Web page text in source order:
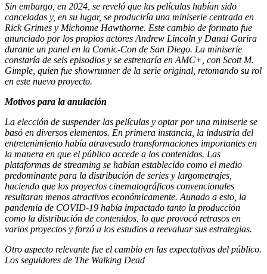
Sin embargo, en 2024, se reveló que las películas habían sido
canceladas y, en su lugar, se produciría una miniserie centrada en
Rick Grimes y Michonne Hawthorne. Este cambio de formato fue
anunciado por los propios actores Andrew Lincoln y Danai Gurira
durante un panel en la Comic-Con de San Diego. La miniserie
constaría de seis episodios y se estrenaría en AMC+, con Scott M.
Gimple, quien fue showrunner de la serie original, retomando su rol
en este nuevo proyecto.​
Motivos para la anulación
La elección de suspender las películas y optar por una miniserie se
basó en diversos elementos. En primera instancia, la industria del
entretenimiento había atravesado transformaciones importantes en
la manera en que el público accede a los contenidos. Las
plataformas de streaming se habían establecido como el medio
predominante para la distribución de series y largometrajes,
haciendo que los proyectos cinematográficos convencionales
resultaran menos atractivos económicamente. Aunado a esto, la
pandemia de COVID-19 había impactado tanto la producción
como la distribución de contenidos, lo que provocó retrasos en
varios proyectos y forzó a los estudios a reevaluar sus estrategias.
Otro aspecto relevante fue el cambio en las expectativas del público.
Los seguidores de The Walking Dead